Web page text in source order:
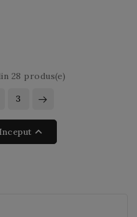
28 produs(e)
3
